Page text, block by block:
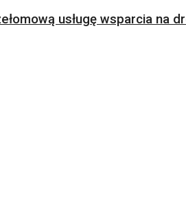
usługę wsparcia na